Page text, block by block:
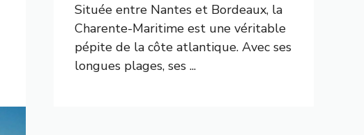
Située entre Nantes et Bordeaux, la
Charente-Maritime est une véritable
pépite de la côte atlantique. Avec ses
longues plages, ses ...